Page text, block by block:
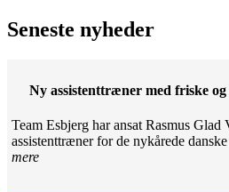
Seneste nyheder
Ny assistenttræner med friske
Team Esbjerg har ansat Rasmus Glad
assistenttræner for de nykårede
mere